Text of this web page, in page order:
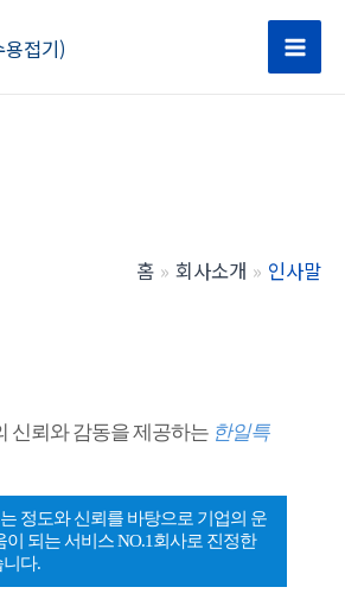
Main
홈 회사소개 인사말
신뢰와 감동을 제공하는 한일특
정도와 신뢰를 바탕으로 기업의 운
이 되는 서비스 NO.1회사로 진정한
다.